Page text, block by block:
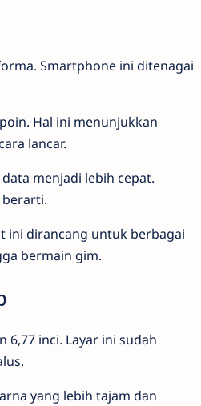
Smartphone ini ditenagai
Hal ini menunjukkan
lancar.
menjadi lebih cepat.
ini dirancang untuk berbagai
bermain gim.
6,77 inci. Layar ini sudah
yang lebih tajam dan